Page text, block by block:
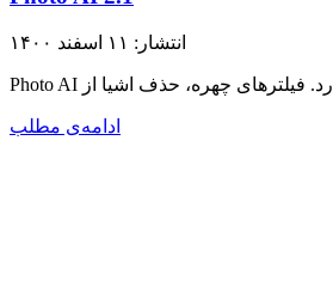
انتشار: ۱۱ اسفند ۱۴۰۰
ادامه‌ی مطلب